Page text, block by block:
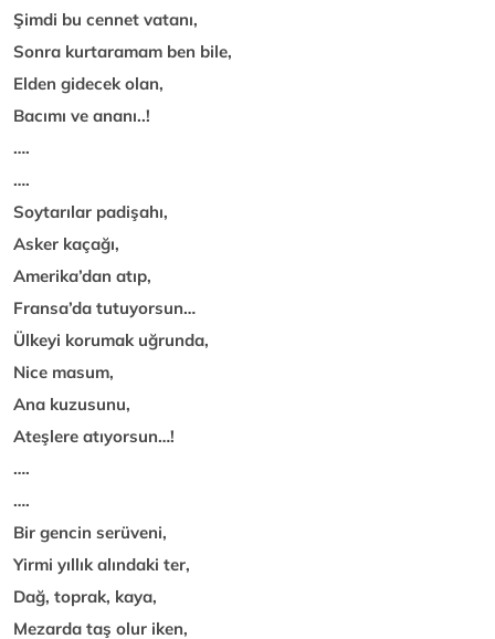
Şimdi bu cennet vatanı,
Sonra kurtaramam ben bile,
Elden gidecek olan,
Bacımı ve ananı..!
….
….
Soytarılar padişahı,
Asker kaçağı,
Amerika’dan atıp,
Fransa’da tutuyorsun…
Ülkeyi korumak uğrunda,
Nice masum,
Ana kuzusunu,
Ateşlere atıyorsun…!
….
….
Bir gencin serüveni,
Yirmi yıllık alındaki ter,
Dağ, toprak, kaya,
Mezarda taş olur iken,